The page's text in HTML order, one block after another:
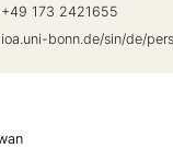
+49 173 2421655
ioa.uni-bonn.de/sin/de/